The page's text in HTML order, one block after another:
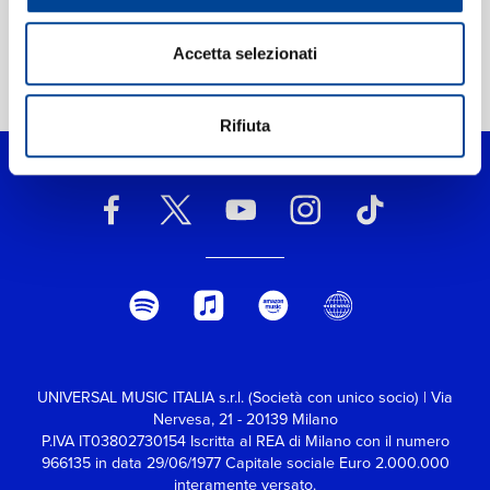
Accetta selezionati
Rifiuta
Home Classica > Morton Gould
UNIVERSAL MUSIC ITALIA s.r.l. (Società con unico socio) | Via
Nervesa, 21 - 20139 Milano
P.IVA IT03802730154 Iscritta al REA di Milano con il numero
966135 in data 29/06/1977Capitale sociale Euro 2.000.000
interamente versato.